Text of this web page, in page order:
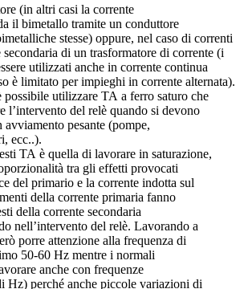
(in altri casi la corrente
il bimetallo tramite un conduttore
stesse) oppure, nel caso di correnti
di un trasformatore di corrente (i
utilizzati anche in corrente continua
è limitato per impieghi in corrente alternata).
possibile utilizzare TA a ferro saturo che
l’intervento del relè quando si devono
pesante (pompe,
ecc..).
TA è quella di lavorare in saturazione,
tra gli effetti provocati
del primario e la corrente indotta sul
della corrente primaria fanno
della corrente secondaria
nell’intervento del relè. Lavorando a
porre attenzione alla frequenza di
50-60 Hz mentre i normali
anche con frequenze
Hz) perché anche piccole variazioni di